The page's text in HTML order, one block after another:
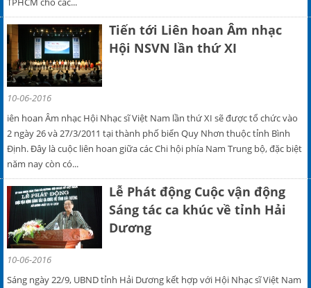
Tiến tới Liên hoan Âm nhạc
Hội NSVN lần thứ XI
10-06-2016
iên hoan Âm nhạc Hội Nhạc sĩ Việt Nam lần thứ XI sẽ được tổ chức vào
2 ngày 26 và 27/3/2011 tại thành phố biển Quy Nhơn thuộc tỉnh Bình
Định. Đây là cuộc liên hoan giữa các Chi hội phía Nam Trung bộ, đặc biệt
năm nay còn có...
Lễ Phát động Cuộc vận động
Sáng tác ca khúc về tỉnh Hải
Dương
10-06-2016
Sáng ngày 22/9, UBND tỉnh Hải Dương kết hợp với Hội Nhạc sĩ Việt Nam